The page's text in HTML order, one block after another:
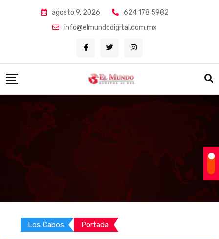
agosto 9, 2026
624 178 5982
info@elmundodigital.com.mx
Los Cabos Portada